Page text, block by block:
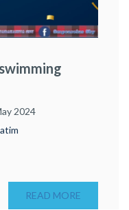
2024
READ MORE